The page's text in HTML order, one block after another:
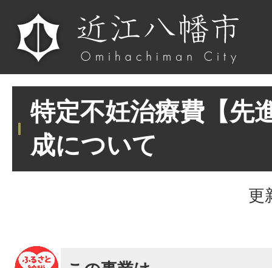
特定不妊治療費【先
成について
更